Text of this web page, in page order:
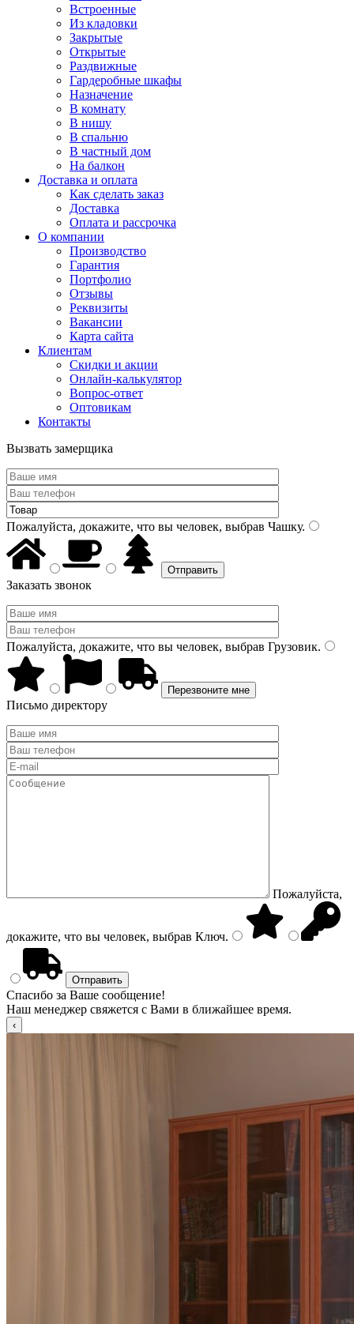
Встроенные
Из кладовки
Закрытые
Открытые
Раздвижные
Гардеробные шкафы
Назначение
В комнату
В нишу
В спальню
В частный дом
На балкон
Доставка и оплата
Как сделать заказ
Доставка
Оплата и рассрочка
О компании
Производство
Гарантия
Портфолио
Отзывы
Реквизиты
Вакансии
Карта сайта
Клиентам
Скидки и акции
Онлайн-калькулятор
Вопрос-ответ
Оптовикам
Контакты
Вызвать замерщика
Пожалуйста, докажите, что вы человек, выбрав Чашку.
Заказать звонок
Пожалуйста, докажите, что вы человек, выбрав Грузовик.
Письмо директору
Пожалуйста,
докажите, что вы человек, выбрав Ключ.
Спасибо за Ваше сообщение!
Наш менеджер свяжется с Вами в ближайшее время.